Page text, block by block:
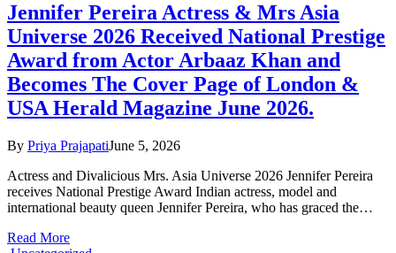
Jennifer Pereira Actress & Mrs Asia
Universe 2026 Received National Prestige
Award from Actor Arbaaz Khan and
Becomes The Cover Page of London &
USA Herald Magazine June 2026.
By Priya PrajapatiJune 5, 2026
Actress and Divalicious Mrs. Asia Universe 2026 Jennifer Pereira
receives National Prestige Award Indian actress, model and
international beauty queen Jennifer Pereira, who has graced the…
Read More